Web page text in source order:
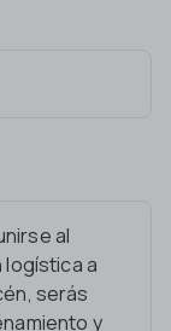
al
logística a
serás
y